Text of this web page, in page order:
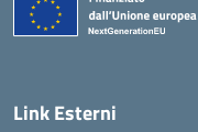
Link Esterni